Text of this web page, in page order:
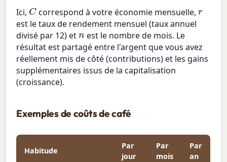
Ici, Ccorrespond à votre économie mensuelle, r
est le taux de rendement mensuel (taux annuel
divisé par 12) etn est le nombre de mois. Le
résultat est partagé entre l'argent que vous avez
réellement mis de côté (contributions) et les gains
supplémentaires issus de la capitalisation
(croissance).
Exemples de coûts de café
Habitude
Par
jour
Par
mois
Par
an